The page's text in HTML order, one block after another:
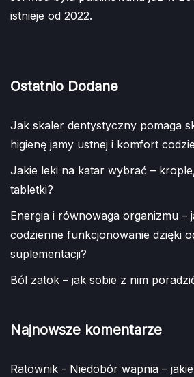
istnieje od 2022.
Ostatnio Dodane
Jak skaler dentystyczny pomaga
higienę jamy ustnej i komfort
Jakie leki na katar wybrać –
tabletki?
Energia i równowaga organizmu –
codzienne funkcjonowanie dzięki
suplementacji?
Ból zatok – jak sobie z nim
Najnowsze komentarze
Ratownik - Niedobór wapnia –